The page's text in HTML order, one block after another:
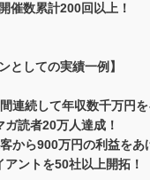
催数累計200回以上！
としての実績一例】
連続して年収数千万円を
読者20万人達成！
から900万円の利益をあ
ントを50社以上開拓！